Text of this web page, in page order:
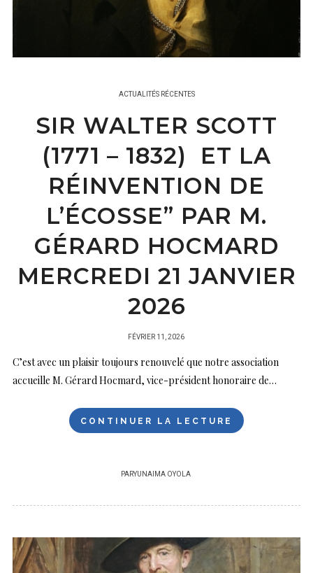
ACTUALITÉS RÉCENTES
SIR WALTER SCOTT
(1771 – 1832) ET LA
RÉINVENTION DE
L’ÉCOSSE” PAR M.
GÉRARD HOCMARD
MERCREDI 21 JANVIER
2026
PUBLIÉ
FÉVRIER 11, 2026
C’est avec un plaisir toujours renouvelé que notre association
accueille M. Gérard Hocmard, vice-président honoraire de…
CONTINUER LA LECTURE
PARYUNAIMA OYOLA